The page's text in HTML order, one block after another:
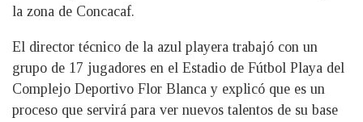
la zona de Concacaf.
El director técnico de la azul playera trabajó con un
grupo de 17 jugadores en el Estadio de Fútbol Playa del
Complejo Deportivo Flor Blanca y explicó que es un
proceso que servirá para ver nuevos talentos de su base